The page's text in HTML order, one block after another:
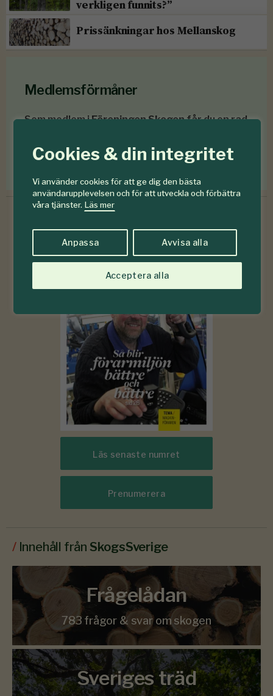
Cookies & din integritet
Vi använder cookies för att ge dig den bästa
användarupplevelsen och för att utveckla och förbättra
våra tjänster. Läs mer
Anpassa Avvisa alla
Acceptera alla
verkligen funnits?”
Prissänkningar hos Mellanskog
Medlemsförmåner
Som medlem iFöreningen Skogenfår du en rad
6-7
2026
Läs senaste numret
Prenumerera
/ Innehåll från SkogsSverige
Frågelådan
783 frågor & svar om skogen
Sveriges träd